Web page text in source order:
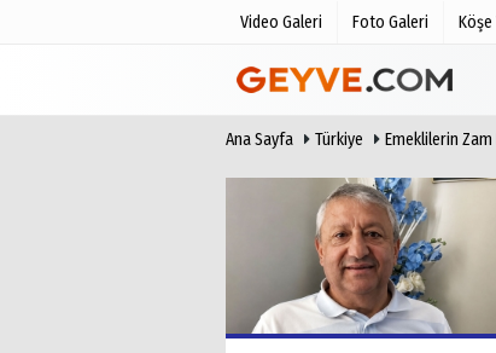
Video Galeri Foto Galeri Köşe
Ana Sayfa Türkiye Emeklilerin Zam